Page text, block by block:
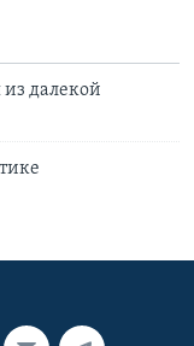
далекой